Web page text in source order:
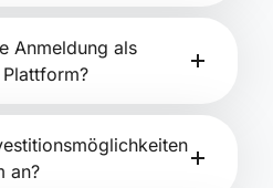
Anmeldung als
an?